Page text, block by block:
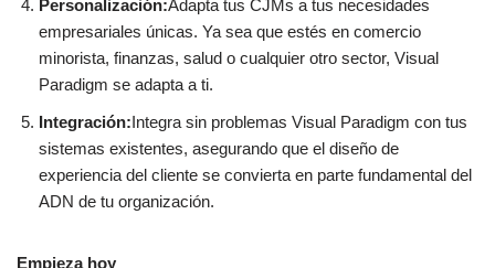
Personalización:Adapta tus CJMs a tus necesidades
empresariales únicas. Ya sea que estés en comercio
minorista, finanzas, salud o cualquier otro sector, Visual
Paradigm se adapta a ti.
Integración:Integra sin problemas Visual Paradigm con tus
sistemas existentes, asegurando que el diseño de
experiencia del cliente se convierta en parte fundamental del
ADN de tu organización.
Empieza hoy